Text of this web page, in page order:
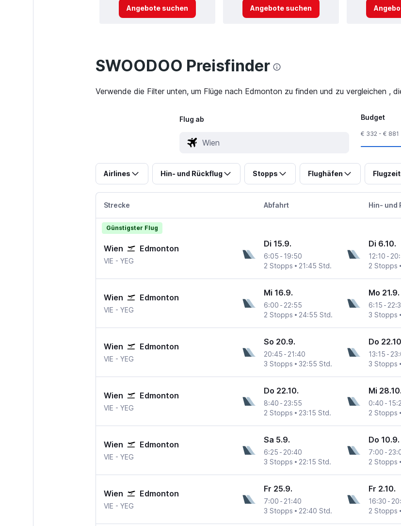
Angebote suchen Angebote suchen
SWOODOO Preisfinder
Verwende die Filter unten, um Flüge nach Edmonton zu finden und zu vergleichen ,
Flug ab Budget
€ 332 - € 881
Airlines Hin- und Rückflug Stopps Flughäfen
Strecke Abfahrt Hin- und
Günstigster Flug
Wien Edmonton
VIE Wien-Schwechat
- YEG
Di 15.9.
6:05 - 19:50
2 Stopps
21:45 Std.
Di 6.10.
12:10 -
2 Stopps
Wien Edmonton
VIE Wien-Schwechat
- YEG
Mi 16.9.
6:00 - 22:55
2 Stopps
24:55 Std.
Mo 21.9.
6:15 -
3 Stopps
Wien Edmonton
VIE Wien-Schwechat
- YEG
So 20.9.
20:45 - 21:40
3 Stopps
32:55 Std.
Do
13:15 -
3 Stopps
Wien Edmonton
VIE Wien-Schwechat
- YEG
Do 22.10.
8:40 - 23:55
2 Stopps
23:15 Std.
Mi 28.10.
0:40 -
2 Stopps
Wien Edmonton
VIE Wien-Schwechat
- YEG
Sa 5.9.
6:25 - 20:40
3 Stopps
22:15 Std.
Do 10.9.
7:00 -
2 Stopps
Wien Edmonton
VIE Wien-Schwechat
- YEG
Fr 25.9.
7:00 - 21:40
3 Stopps
22:40 Std.
Fr 2.10.
16:30 -
2 Stopps